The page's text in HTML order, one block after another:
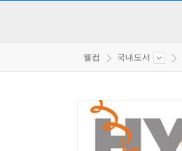
웰컴 국내도서